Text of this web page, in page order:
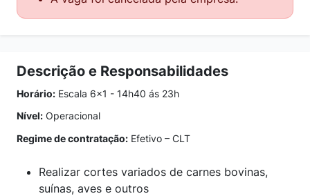
Descrição e Responsabilidades
Horário: Escala 6x1 - 14h40 ás 23h
Nível: Operacional
Regime de contratação: Efetivo – CLT
Realizar cortes variados de carnes bovinas,
suínas, aves e outros